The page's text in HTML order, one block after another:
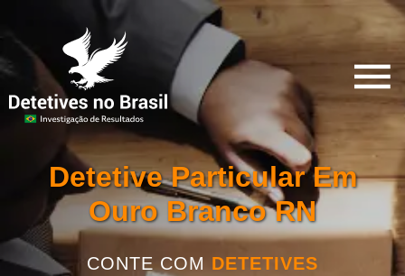
Detetive Particular Em
Ouro Branco RN
CONTE COM DETETIVES